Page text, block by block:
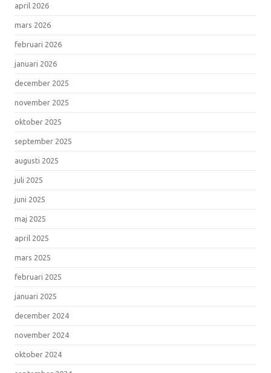
april 2026
mars 2026
februari 2026
januari 2026
december 2025
november 2025
oktober 2025
september 2025
augusti 2025
juli 2025
juni 2025
maj 2025
april 2025
mars 2025
februari 2025
januari 2025
december 2024
november 2024
oktober 2024